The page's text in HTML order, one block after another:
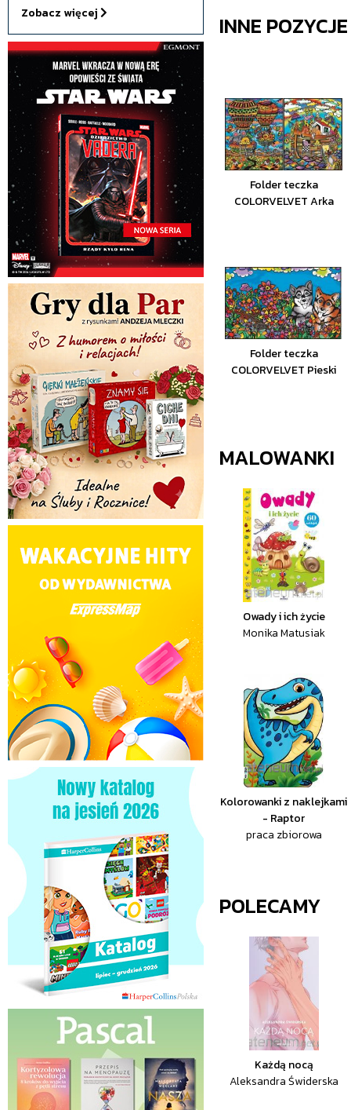
Zobacz więcej
INNE
Folder teczka
COLORVELVET Arka
Folder teczka
COLORVELVET Pieski
MALOWANKI
Owady i ich życie
Monika Matusiak
Kolorowanki z naklejkami
- Raptor
praca zbiorowa
POLECAMY
Każdą nocą
Aleksandra Świderska